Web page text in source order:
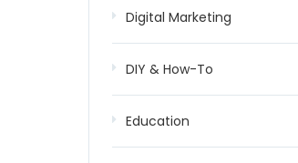
Digital Marketing
DIY & How-To
Education